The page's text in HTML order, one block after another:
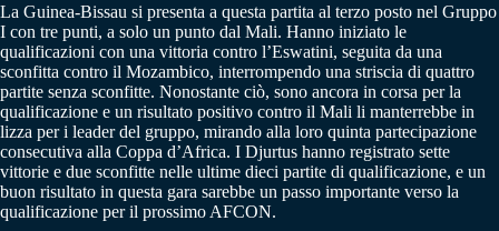
La Guinea-Bissau si presenta a questa partita al terzo posto nel Gruppo
I con tre punti, a solo un punto dal Mali. Hanno iniziato le
qualificazioni con una vittoria contro l’Eswatini, seguita da una
sconfitta contro il Mozambico, interrompendo una striscia di quattro
partite senza sconfitte. Nonostante ciò, sono ancora in corsa per la
qualificazione e un risultato positivo contro il Mali li manterrebbe in
lizza per i leader del gruppo, mirando alla loro quinta partecipazione
consecutiva alla Coppa d’Africa. I Djurtus hanno registrato sette
vittorie e due sconfitte nelle ultime dieci partite di qualificazione, e un
buon risultato in questa gara sarebbe un passo importante verso la
qualificazione per il prossimo AFCON.